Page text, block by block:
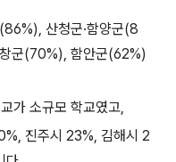
(86%), 산청군·함양군(8
군(70%), 함안군(62%)
가 소규모 학교였고,
진주시 23%, 김해시 2